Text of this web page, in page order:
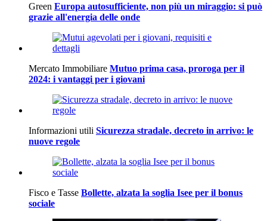
Green Europa autosufficiente, non più un miraggio: si può
grazie all'energia delle onde
Mercato Immobiliare Mutuo prima casa, proroga per il
2024: i vantaggi per i giovani
Informazioni utili Sicurezza stradale, decreto in arrivo: le
nuove regole
Fisco e Tasse Bollette, alzata la soglia Isee per il bonus
sociale